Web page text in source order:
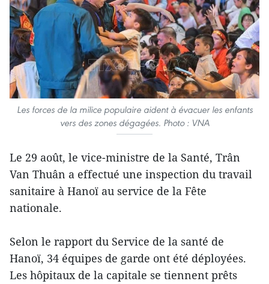
Les forces de la milice populaire aident à évacuer les enfants
vers des zones dégagées. Photo : VNA
Le 29 août, le vice-ministre de la Santé, Trân
Van Thuân a effectué une inspection du travail
sanitaire à Hanoï au service de la Fête
nationale.
Selon le rapport du Service de la santé de
Hanoï, 34 équipes de garde ont été déployées.
Les hôpitaux de la capitale se tiennent prêts